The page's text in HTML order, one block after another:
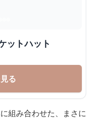
ットハット
る
組み合わせた、まさに